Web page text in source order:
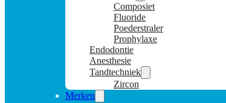
Composiet
Fluoride
Poederstraler
Prophylaxe
Endodontie
Anesthesie
Tandtechniek
Zircon
Merken